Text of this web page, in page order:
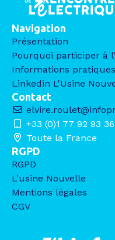
Navigation
Présentation
Pourquoi participer à
Informations pratiques
Linkedin L'Usine
Contact
+33 (0)1 77 92 93 36
Toute la France
RGPD
RGPD
L'usine Nouvelle
Mentions légales
CGV